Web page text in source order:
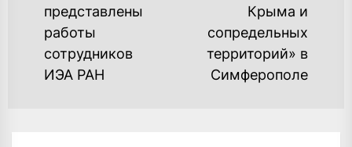
post:представлены
работы
сотрудников
ИЭА РАН
Крыма и
сопредельных
территорий» в
Симферополе